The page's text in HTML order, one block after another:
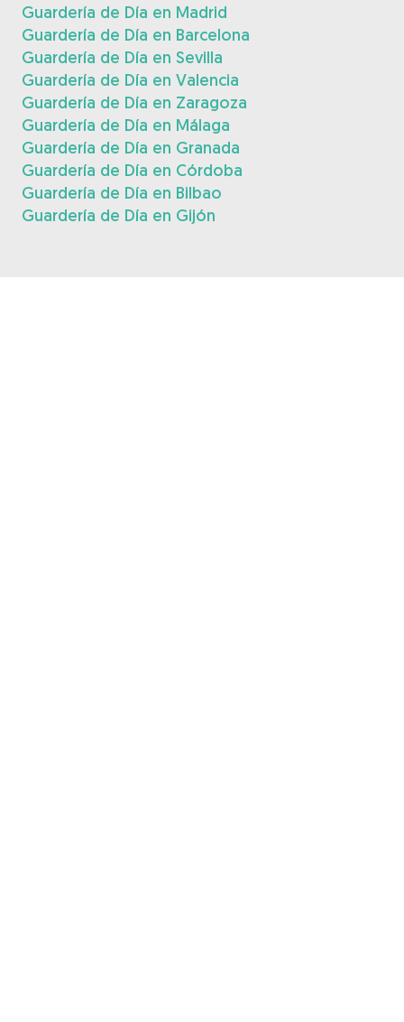
Guardería de Día en Madrid
Guardería de Día en Barcelona
Guardería de Día en Sevilla
Guardería de Día en Valencia
Guardería de Día en Zaragoza
Guardería de Día en Málaga
Guardería de Día en Granada
Guardería de Día en Córdoba
Guardería de Día en Bilbao
Guardería de Día en Gijón